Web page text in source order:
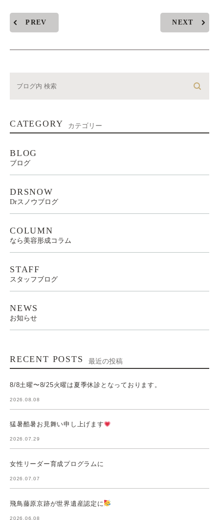
PREV NEXT
CATEGORY カテゴリー
BLOG
ブログ
DRSNOW
Drスノウブログ
COLUMN
なら美容形成コラム
STAFF
スタッフブログ
NEWS
お知らせ
RECENT POSTS 最近の投稿
8/8土曜〜8/25火曜は夏季休診となっております。
2026.08.08
猛暑酷暑お見舞い申し上げます
2026.07.29
女性リーダー育成プログラムに
2026.07.07
飛鳥藤原京跡が世界遺産認定に
2026.06.08